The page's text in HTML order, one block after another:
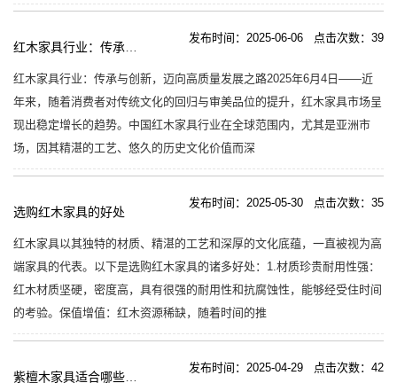
红木家具行业：传承与创新，迈向高质量发展之路2025年6月4日——近
年来，随着消费者对传统文化的回归与审美品位的提升，红木家具市场呈
现出稳定增长的趋势。中国红木家具行业在全球范围内，尤其是亚洲市
场，因其精湛的工艺、悠久的历史文化价值而深
发布时间：2025-06-06 点击次数：39
选购红木家具的好处
红木家具以其独特的材质、精湛的工艺和深厚的文化底蕴，一直被视为高
端家具的代表。以下是选购红木家具的诸多好处：1.材质珍贵耐用性强：
红木材质坚硬，密度高，具有很强的耐用性和抗腐蚀性，能够经受住时间
的考验。保值增值：红木资源稀缺，随着时间的推
发布时间：2025-05-30 点击次数：35
发布时间：2025-04-29 点击次数：42